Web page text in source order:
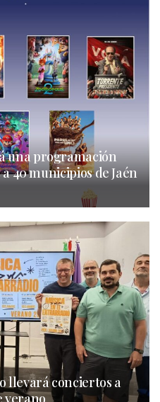
una programación
40 municipios de Jaén
llevará conciertos a
verano